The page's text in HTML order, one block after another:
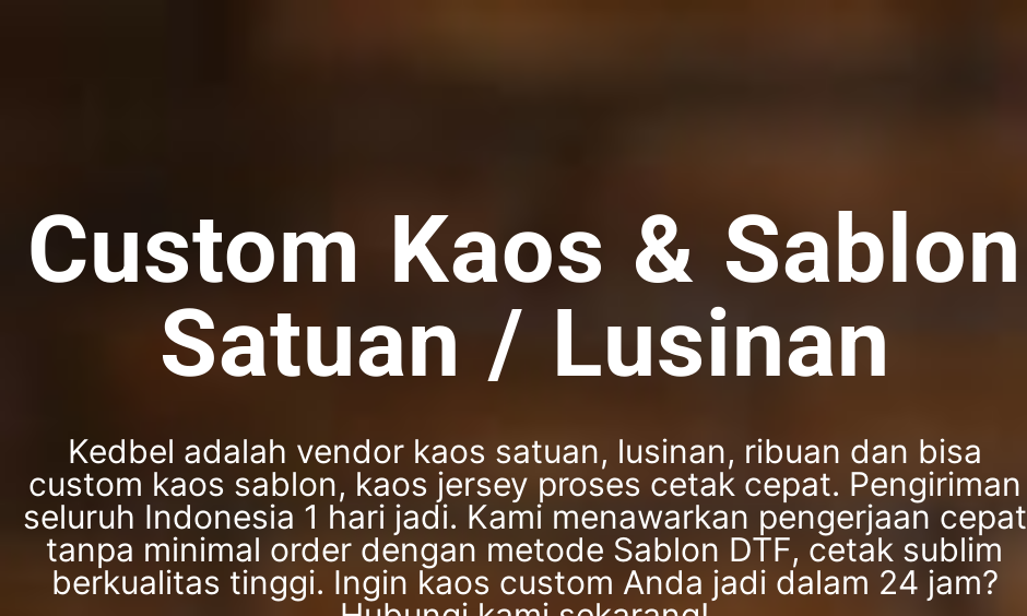
Custom Kaos & Sablon
Satuan / Lusinan
Kedbel adalah vendor kaos satuan, lusinan, ribuan dan bisa
custom kaos sablon, kaos jersey proses cetak cepat. Pengiriman
seluruh Indonesia 1 hari jadi. Kami menawarkan pengerjaan cepat
tanpa minimal order dengan metode Sablon DTF, cetak sublim
berkualitas tinggi. Ingin kaos custom Anda jadi dalam 24 jam?